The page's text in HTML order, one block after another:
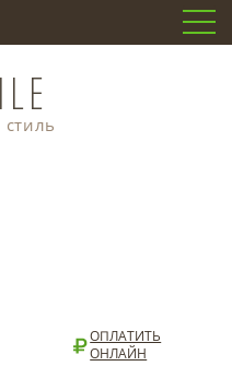
ОПЛАТИТЬ
ОНЛАЙН